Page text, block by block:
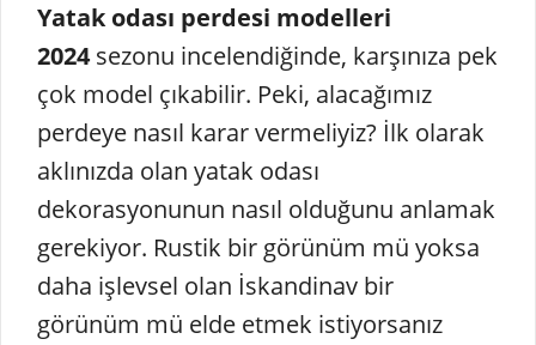
Yatak odası perdesi modelleri
2024sezonu incelendiğinde, karşınıza pek
çok model çıkabilir. Peki, alacağımız
perdeye nasıl karar vermeliyiz? İlk olarak
aklınızda olan yatak odası
dekorasyonunun nasıl olduğunu anlamak
gerekiyor. Rustik bir görünüm mü yoksa
daha işlevsel olan İskandinav bir
görünüm mü elde etmek istiyorsanız